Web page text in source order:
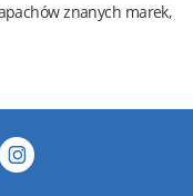
znanych marek,